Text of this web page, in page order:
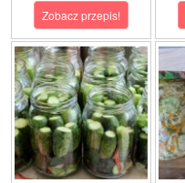
Zobacz przepis!